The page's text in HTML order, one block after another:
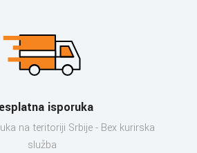
isporuka
na teritoriji Srbije - Bex kurirska
služba